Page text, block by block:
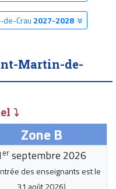
de-Crau 2027-2028
Martin-de-
⤵
Zone B
er septembre 2026
des enseignants est le
31 août 2026)